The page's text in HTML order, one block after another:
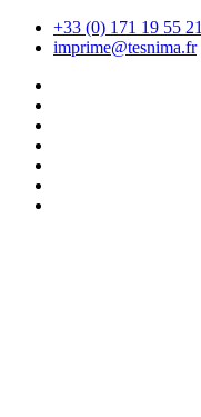
+33 (0) 171 19 55 21
imprime@tesnima.fr